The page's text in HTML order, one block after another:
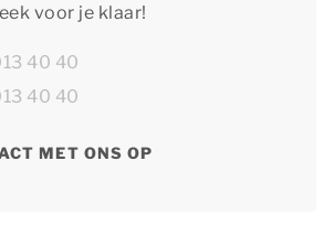
voor je klaar!
40 40
40 40
MET ONS OP